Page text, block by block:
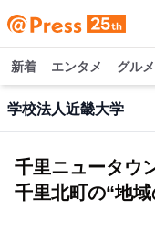
新着 エンタメ グルメ
学校法人近畿大学
千里ニュータウ
千里北町の“地